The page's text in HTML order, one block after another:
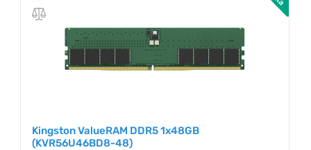
Kingston ValueRAM DDR5 1x48GB
(KVR56U46BD8-48)